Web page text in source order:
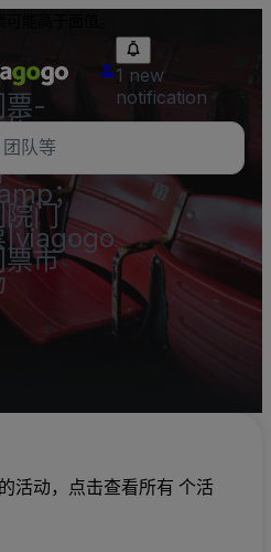
票-
乐
体
；
院门
|viagogo
票市
1 new
notification
活动，点击查看所有 个活